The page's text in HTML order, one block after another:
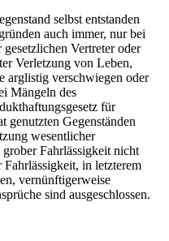
selbst entstanden
auch immer, nur bei
Vertreter oder
Verletzung von Leben,
arglistig verschwiegen oder
Mängeln des
für
genutzten Gegenständen
wesentlicher
Fahrlässigkeit nicht
in letzterem
vernünftigerweise
sind ausgeschlossen.